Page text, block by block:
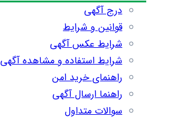
درج آگهی
قوانین و شرایط
شرایط عکس آگهی
شرایط استفاده و مشاهده آگهی
راهنمای خرید امن
راهنما ارسال آگهی
سوالات متداول